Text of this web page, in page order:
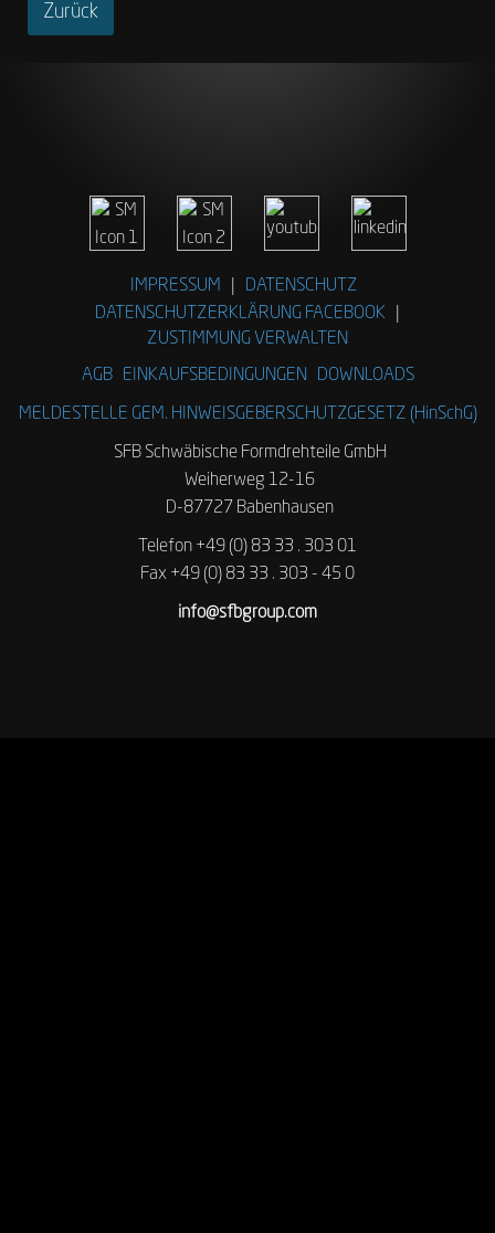
Zurück
IMPRESSUM
DATENSCHUTZ
DATENSCHUTZERKLÄRUNG FACEBOOK
ZUSTIMMUNG VERWALTEN
AGB EINKAUFSBEDINGUNGEN DOWNLOADS
MELDESTELLE GEM. HINWEISGEBERSCHUTZGESETZ (HinSchG)
SFB Schwäbische Formdrehteile GmbH
Weiherweg 12-16
D-87727 Babenhausen
Telefon +49 (0) 83 33 . 303 01
Fax +49 (0) 83 33 . 303 - 45 0
info@sfbgroup.com